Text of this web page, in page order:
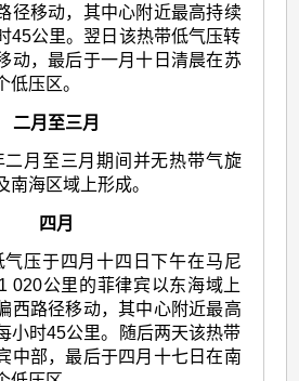
径移动，其中心附近最高持续
45公里。翌日该热带低气压转
动，最后于一月十日清晨在苏
低压区。
二月至三月
二月至三月期间并无热带气旋
南海区域上形成。
四月
气压于四月十四日下午在马尼
020公里的菲律宾以东海域上
西路径移动，其中心附近最高
小时45公里。随后两天该热带
中部，最后于四月十七日在南